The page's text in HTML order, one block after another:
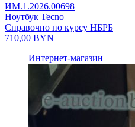
ИМ.1.2026.00698
Ноутбук Tecno
Справочно по курсу НБРБ
710,00 BYN
Интернет-магазин